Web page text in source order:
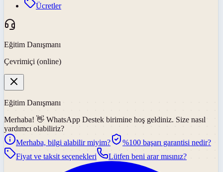
Ücretler
Eğitim Danışmanı
Çevrimiçi (online)
Eğitim Danışmanı
Merhaba! 👋 WhatsApp Destek birimine hoş geldiniz. Size nasıl
yardımcı olabiliriz?
Merhaba, bilgi alabilir miyim?
%100 başarı garantisi nedir?
Fiyat ve taksit seçenekleri
Lütfen beni arar mısınız?